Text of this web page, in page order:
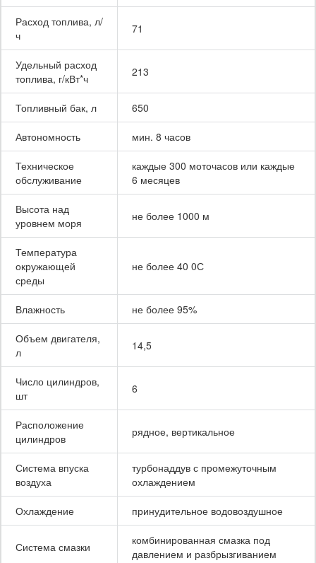
Расход топлива, л/
ч
71
Удельный расход
топлива, г/кВт*ч
213
Топливный бак, л 650
Автономность мин. 8 часов
Техническое
обслуживание
каждые 300 моточасов или каждые
6 месяцев
Высота над
уровнем моря
не более 1000 м
Температура
окружающей
среды
не более 40 0С
Влажность не более 95%
Объем двигателя,
л
14,5
Число цилиндров,
шт
6
Расположение
цилиндров
рядное, вертикальное
Система впуска
воздуха
турбонаддув с промежуточным
охлаждением
Охлаждение принудительное водовоздушное
Система смазки
комбинированная смазка под
давлением и разбрызгиванием